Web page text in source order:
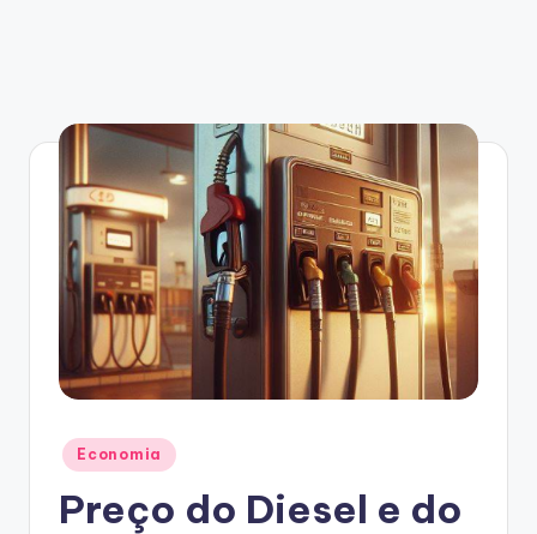
Posted
in
Economia
Preço do Diesel e do